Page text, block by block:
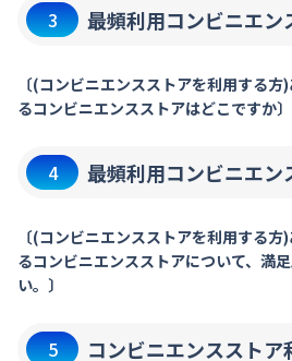
3 最頻利用コンビニエン
〔(コンビニエンスストアを利用する
るコンビニエンスストアはどこですか〕
4 最頻利用コンビニエン
〔(コンビニエンスストアを利用する
るコンビニエンスストアについて、満
い。〕
5 コンビニエンスストア